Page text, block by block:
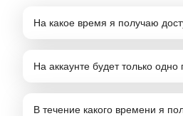
На какое время я получаю
На аккаунте будет только
В течение какого времени я